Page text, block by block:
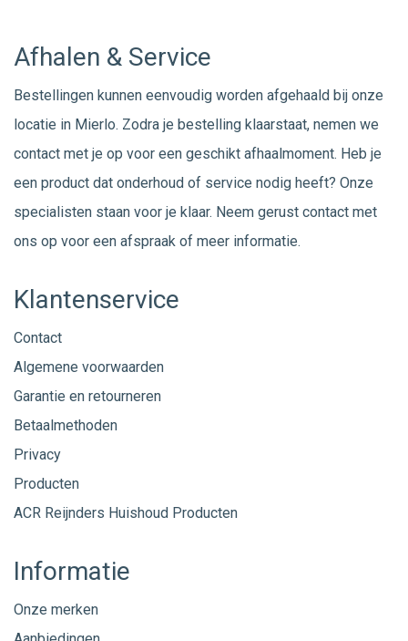
Afhalen & Service
Bestellingen kunnen eenvoudig worden afgehaald bij onze
locatie in Mierlo. Zodra je bestelling klaarstaat, nemen we
contact met je op voor een geschikt afhaalmoment. Heb je
een product dat onderhoud of service nodig heeft? Onze
specialisten staan voor je klaar. Neem gerust contact met
ons op voor een afspraak of meer informatie.
Klantenservice
Contact
Algemene voorwaarden
Garantie en retourneren
Betaalmethoden
Privacy
Producten
ACR Reijnders Huishoud Producten
Informatie
Onze merken